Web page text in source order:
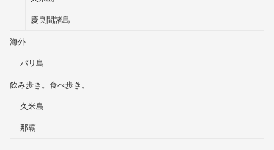
慶良間諸島
海外
バリ島
飲み歩き。食べ歩き。
久米島
那覇